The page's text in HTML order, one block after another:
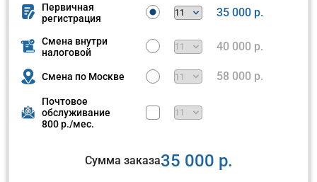
Первичная
регистрация
35 000 р.
Смена внутри
налоговой
40 000 р.
Смена по Москве 58 000 р.
Почтовое
обслуживание
800 р./мес.
Сумма заказа35 000 р.